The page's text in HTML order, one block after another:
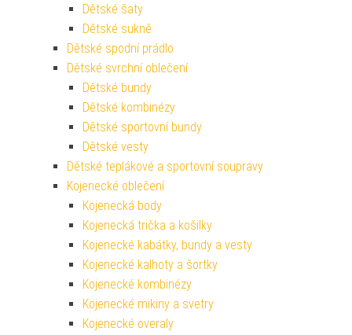
Dětské šaty
Dětské sukně
Dětské spodní prádlo
Dětské svrchní oblečení
Dětské bundy
Dětské kombinézy
Dětské sportovní bundy
Dětské vesty
Dětské teplákové a sportovní soupravy
Kojenecké oblečení
Kojenecká body
Kojenecká trička a košilky
Kojenecké kabátky, bundy a vesty
Kojenecké kalhoty a šortky
Kojenecké kombinézy
Kojenecké mikiny a svetry
Kojenecké overaly